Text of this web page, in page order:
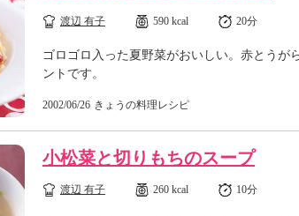
渡辺 有子 590 kcal 20分
ゴロゴロ入った夏野菜がおいしい。赤とうが
ントです。
2002/06/26 きょうの料理レシピ
小松菜と切りもちのスープ
渡辺 有子 260 kcal 10分